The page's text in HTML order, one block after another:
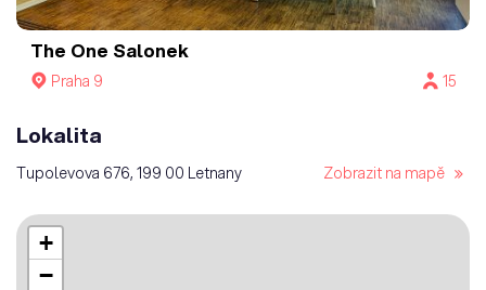
The One Salonek
Praha 9 15
Lokalita
Tupolevova 676, 199 00 Letnany Zobrazit na mapě
+
−